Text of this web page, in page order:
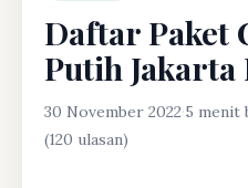
Daftar Paket
Putih Jakarta
30 November 2022·5 menit
(120 ulasan)